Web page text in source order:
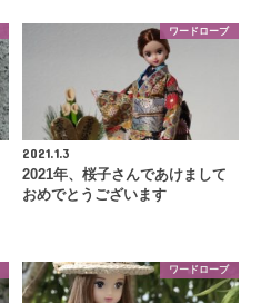
ワードローブ
2021.1.3
2021年、桜子さんであけまして
おめでとうございます
ワードローブ